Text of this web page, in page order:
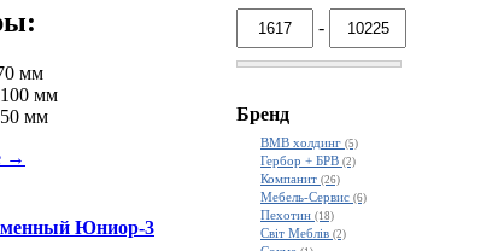
мм
мм
мм
→
Юниор-3
-
Бренд
ВМВ холдинг (5)
Гербор + БРВ (2)
Компанит (26)
Мебель-Сервис (6)
Пехотин (18)
Світ Меблів (2)